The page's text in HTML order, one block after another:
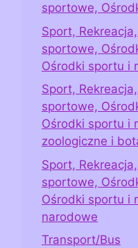
sportowe,
Sport,
sportowe,
Ośrodki sportu i
Sport,
sportowe,
Ośrodki sportu i
zoologiczne i
Sport,
sportowe,
Ośrodki sportu i
narodowe
Transport/Bus